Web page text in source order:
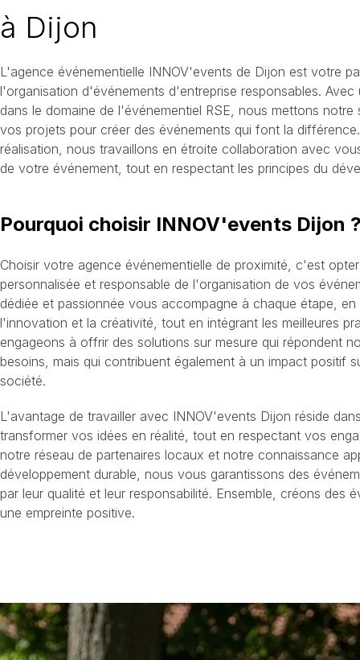
à Dijon
L'agence événementielle INNOV'events de Dijon est votre
l'organisation d'événements d'entreprise responsables.
dans le domaine de l'événementiel RSE, nous mettons
vos projets pour créer des événements qui font la
réalisation, nous travaillons en étroite collaboration avec
de votre événement, tout en respectant les principes du
Pourquoi choisir INNOV'events Dijon
Choisir votre agence événementielle de proximité, c'est
personnalisée et responsable de l'organisation de vos
dédiée et passionnée vous accompagne à chaque étape,
l'innovation et la créativité, tout en intégrant les meilleures
engageons à offrir des solutions sur mesure qui répondent
besoins, mais qui contribuent également à un impact positif
société.
L'avantage de travailler avec INNOV'events Dijon réside
transformer vos idées en réalité, tout en respectant vos
notre réseau de partenaires locaux et notre connaissance
développement durable, nous vous garantissons des
par leur qualité et leur responsabilité. Ensemble, créons des
une empreinte positive.